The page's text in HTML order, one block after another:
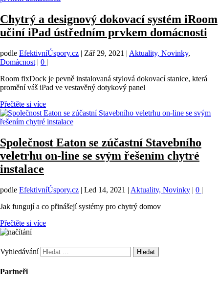
Chytrý a designový dokovací systém iRoom
učiní iPad ústředním prvkem domácnosti
podle EfektivníÚspory.cz | Zář 29, 2021 | Aktuality, Novinky,
Domácnost | 0 |
Room fixDock je pevně instalovaná stylová dokovací stanice, která
promění váš iPad ve vestavěný dotykový panel
Přečtěte si více
Společnost Eaton se zúčastní Stavebního
veletrhu on-line se svým řešením chytré
instalace
podle EfektivníÚspory.cz | Led 14, 2021 | Aktuality, Novinky | 0 |
Jak fungují a co přinášejí systémy pro chytrý domov
Přečtěte si více
Vyhledávání
Partneři